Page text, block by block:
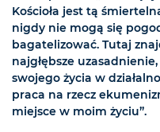
Kościoła jest tą
nigdy nie mogą się
bagatelizować. Tutaj
najgłębsze
swojego życia w
praca na rzecz
miejsce w moim życiu”.